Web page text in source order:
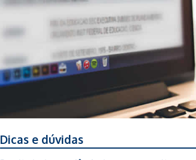
Dicas e dúvidas